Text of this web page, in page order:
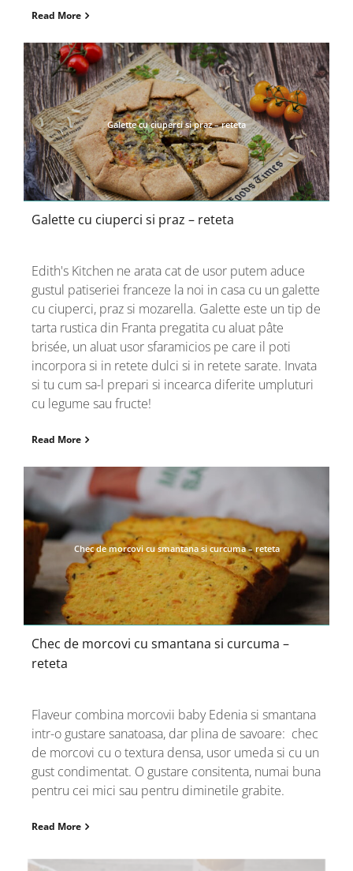
Read More
Galette cu ciuperci si praz – reteta
Galette cu ciuperci si praz – reteta
Edith's Kitchen ne arata cat de usor putem aduce
gustul patiseriei franceze la noi in casa cu un galette
cu ciuperci, praz si mozarella. Galette este un tip de
tarta rustica din Franta pregatita cu aluat pâte
brisée, un aluat usor sfaramicios pe care il poti
incorpora si in retete dulci si in retete sarate. Invata
si tu cum sa-l prepari si incearca diferite umpluturi
cu legume sau fructe!
Read More
Chec de morcovi cu smantana si curcuma – reteta
Chec de morcovi cu smantana si curcuma –
reteta
Flaveur combina morcovii baby Edenia si smantana
intr-o gustare sanatoasa, dar plina de savoare: chec
de morcovi cu o textura densa, usor umeda si cu un
gust condimentat. O gustare consitenta, numai buna
pentru cei mici sau pentru diminetile grabite.
Read More